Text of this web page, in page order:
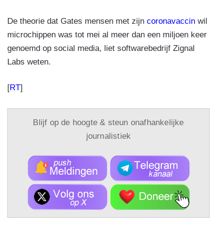
De theorie dat Gates mensen met zijn coronavaccin wil
microchippen was tot mei al meer dan een miljoen keer
genoemd op social media, liet softwarebedrijf Zignal
Labs weten.
[RT]
Blijf op de hoogte & steun onafhankelijke
journalistiek